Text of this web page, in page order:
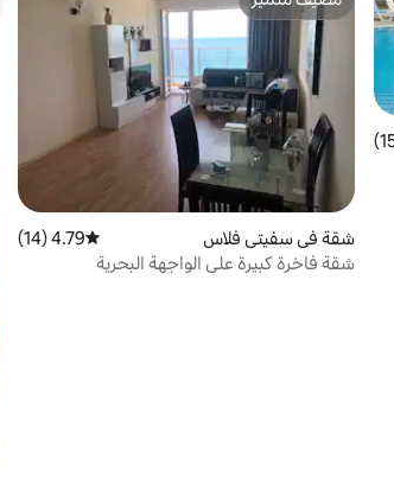
15 مراجعات
مضيف متميّز
شقة في سفيتي فلاس متوسط التقييم 4.79 من 5، 14 مراجعات
4.79 (14)
شقة فاخرة كبيرة على الواجهة البحرية